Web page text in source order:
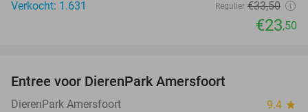
Verkocht: 1.631 Regulier €33,50
€23,50
Entree voor DierenPark Amersfoort
DierenPark Amersfoort 9.4 star